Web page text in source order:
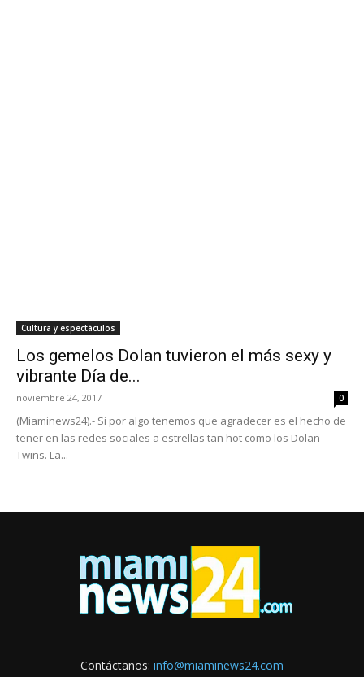
Cultura y espectáculos
Los gemelos Dolan tuvieron el más sexy y
vibrante Día de...
noviembre 24, 2017 0
(Miaminews24).- Si por algo tenemos que agradecer es el hecho de
tener en las redes sociales a estrellas tan hot como los Dolan
Twins. La...
Contáctanos: info@miaminews24.com